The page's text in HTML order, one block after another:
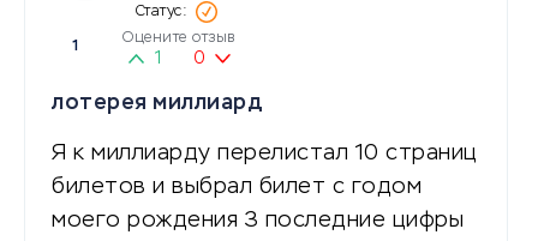
1
Оцените отзыв
1 0
лотерея миллиард
Я к миллиарду перелистал 10 страниц
билетов и выбрал билет с годом
моего рождения 3 последние цифры